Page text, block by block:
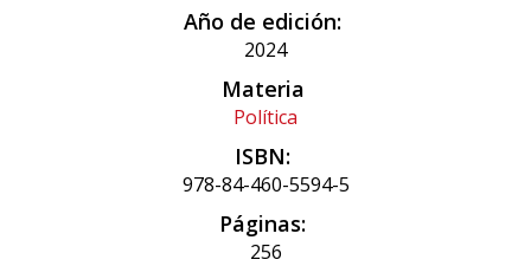
Año de edición:
2024
Materia
Política
ISBN:
978-84-460-5594-5
Páginas:
256